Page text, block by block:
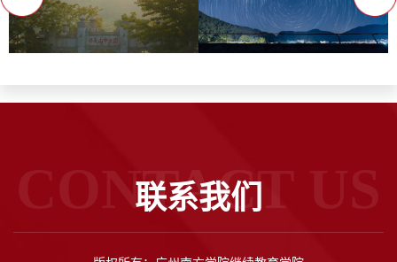
联系我们
CONTACT US